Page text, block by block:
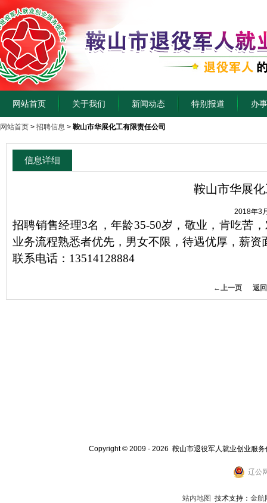
网站首页 关于我们 新闻动态 特别报道 办
网站首页 > 招聘信息 > 鞍山市华展化工有限责任公司
信息详细
鞍山市华展
2018年3
招聘销售经理3名，年龄35-50岁，敬业，肯吃苦
业务流程熟悉者优先，男女不限，待遇优厚，薪资
联系电话：13514128884
←上一页 返
Copyright © 2009 - 2026 鞍山市退役军人就业创业服
辽公
站内地图 技术支持： 金航